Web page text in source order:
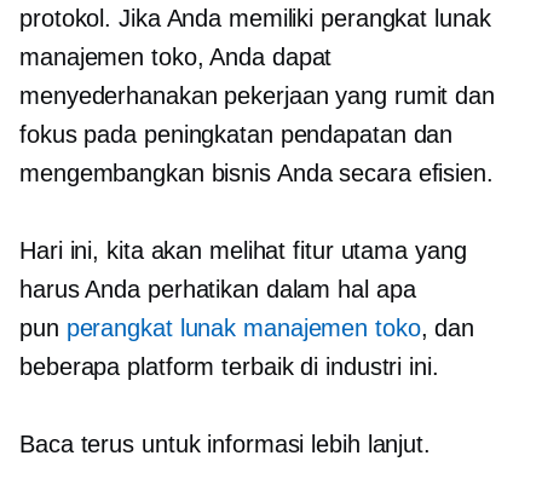
protokol. Jika Anda memiliki perangkat lunak
manajemen toko, Anda dapat
menyederhanakan pekerjaan yang rumit dan
fokus pada peningkatan pendapatan dan
mengembangkan bisnis Anda secara efisien.
Hari ini, kita akan melihat fitur utama yang
harus Anda perhatikan dalam hal apa
pun perangkat lunak manajemen toko, dan
beberapa platform terbaik di industri ini.
Baca terus untuk informasi lebih lanjut.